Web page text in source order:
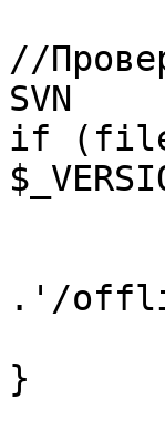
//
SVN
if
.'/
}